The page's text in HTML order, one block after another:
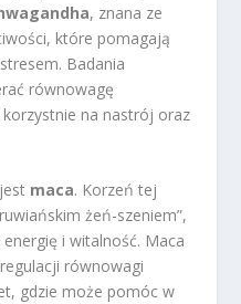
, znana ze
które pomagają
Badania
równowagę
na nastrój oraz
maca. Korzeń tej
żeń-szeniem”,
i witalność. Maca
równowagi
gdzie może pomóc w